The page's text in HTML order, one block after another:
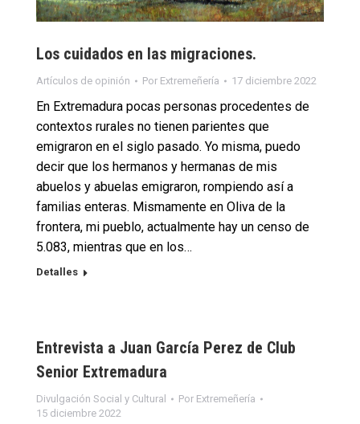
Los cuidados en las migraciones.
Artículos de opinión Por Extremeñería 17 diciembre 2022
En Extremadura pocas personas procedentes de
contextos rurales no tienen parientes que
emigraron en el siglo pasado. Yo misma, puedo
decir que los hermanos y hermanas de mis
abuelos y abuelas emigraron, rompiendo así a
familias enteras. Mismamente en Oliva de la
frontera, mi pueblo, actualmente hay un censo de
5.083, mientras que en los…
Detalles
Entrevista a Juan García Perez de Club
Senior Extremadura
Divulgación Social y Cultural Por Extremeñería
15 diciembre 2022